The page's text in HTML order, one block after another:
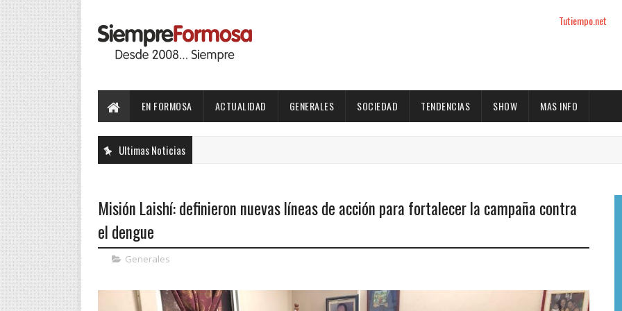
Tutiempo.net
EN FORMOSA ACTUALIDAD GENERALES SOCIEDAD TENDENCIAS SHOW MAS INFO
Ultimas Noticias
Misión Laishí: definieron nuevas líneas de acción para fortalecer la campaña contra
el dengue
Generales